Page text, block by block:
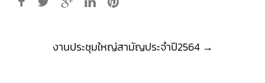
Post
navigation
งานประชุมใหญ่สามัญประจำปี2564 →